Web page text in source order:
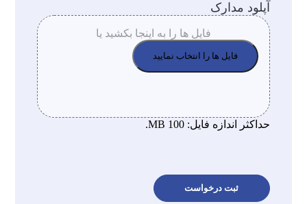
آپلود مدارک
فایل ها را به اینجا بکشید یا
فایل ها را انتخاب نمایید
حداکثر اندازه فایل: 100 MB.